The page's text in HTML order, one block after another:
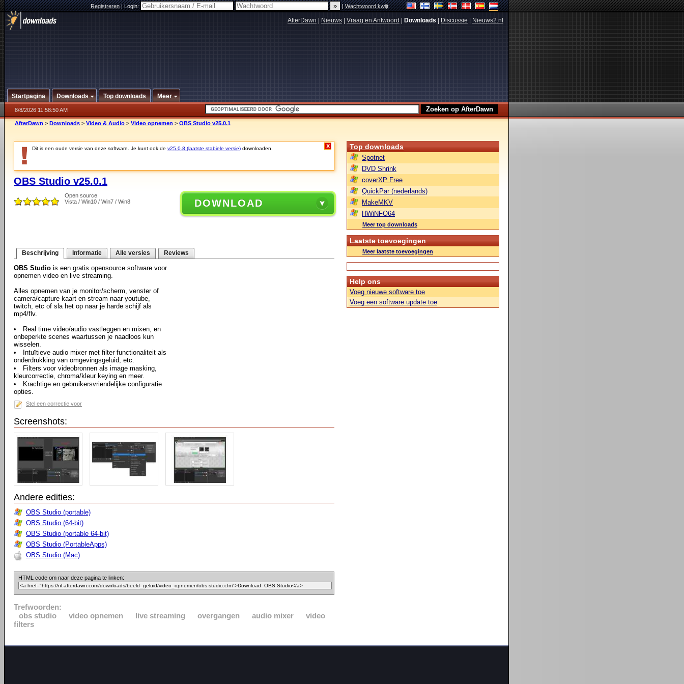
Registreren|Login: |Wachtwoord kwijt
AfterDawn Nieuws Vraag en Antwoord Downloads Discussie Nieuws2.nl
Startpagina Downloads Top downloads Meer
8/8/2026 11:58:50 AM
AfterDawn > Downloads > Video & Audio > Video opnemen > OBS Studio v25.0.1
Dit is een oude versie van deze software. Je kunt ook de v25.0.8 (laatste stabiele versie) downloaden. X
OBS Studio v25.0.1
Open source
Vista / Win10 / Win7 / Win8
DOWNLOAD
Beschrijving Informatie Alle versies Reviews
OBS Studio is een gratis opensource software voor
opnemen video en live streaming.
Alles opnemen van je monitor/scherm, venster of
camera/capture kaart en stream naar youtube,
twitch, etc of sla het op naar je harde schijf als
mp4/flv.
Real time video/audio vastleggen en mixen, en
onbeperkte scenes waartussen je naadloos kun
wisselen.
Intuïtieve audio mixer met filter functionaliteit als
onderdrukking van omgevingsgeluid, etc.
Filters voor videobronnen als image masking,
kleurcorrectie, chroma/kleur keying en meer.
Krachtige en gebruikersvriendelijke configuratie
opties.
Stel een correctie voor
Screenshots:
Andere edities:
OBS Studio (portable)
OBS Studio (64-bit)
OBS Studio (portable 64-bit)
OBS Studio (PortableApps)
OBS Studio (Mac)
HTML code om naar deze pagina te linken:
Trefwoorden:
obs studio
video opnemen live streaming overgangen audio mixer
video
filters
Top downloads
Spotnet
DVD Shrink
coverXP Free
QuickPar (nederlands)
MakeMKV
HWiNFO64
Meer top downloads
Laatste toevoegingen
Meer laatste toevoegingen
Help ons
Voeg nieuwe software toe
Voeg een software update toe